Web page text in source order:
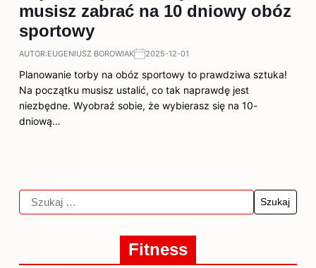
musisz zabrać na 10 dniowy obóz
sportowy
AUTOR:EUGENIUSZ BOROWIAK 2025-12-01
Planowanie torby na obóz sportowy to prawdziwa sztuka!
Na początku musisz ustalić, co tak naprawdę jest
niezbędne. Wyobraź sobie, że wybierasz się na 10-
dniową…
Fitness